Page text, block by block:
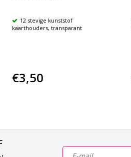
12 stevige kunststof
kaarthouders, transparant
€3,50